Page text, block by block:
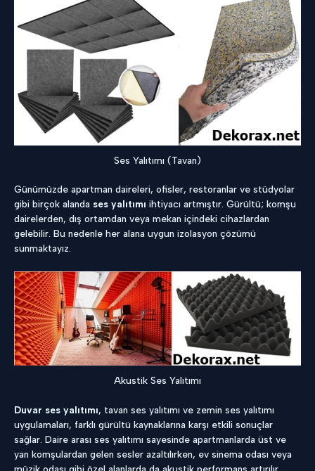
Ses Yalıtımı (Tavan)
Günümüzde apartman daireleri, ofisler, restoranlar ve stüdyolar
gibi birçok alanda ses yalıtımı ihtiyacı artmıştır. Gürültü; komşu
dairelerden, dış ortamdan veya mekan içindeki cihazlardan
gelebilir. Bu nedenle her alana uygun izolasyon çözümü
sunmaktayız.
Akustik Ses Yalıtımı
Duvar ses yalıtımı, tavan ses yalıtımı ve zemin ses yalıtımı
uygulamaları, farklı gürültü kaynaklarına karşı etkili sonuçlar
sağlar. Daire arası ses yalıtımı sayesinde apartmanlarda üst ve
yan komşulardan gelen sesler azaltılırken, ev sinema odası veya
müzik odası gibi özel alanlarda da akustik performans artırılır.